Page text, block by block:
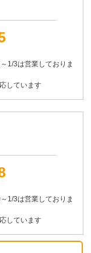
1/3は営業しておりま
しています
1/3は営業しておりま
しています